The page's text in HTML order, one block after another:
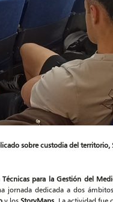
sobre custodia del
Técnicas para la Gestión del
jornada dedicada a dos